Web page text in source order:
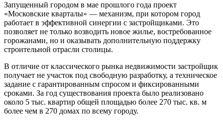
Запущенный городом в мае прошлого года проект
«Московские кварталы» — механизм, при котором город
работает в эффективной синергии с застройщиками. Это
позволяет не только возводить новое жилье, востребованное
горожанами, но и оказывать дополнительную поддержку
строительной отрасли столицы.
В отличие от классического рынка недвижимости застройщик
получает не участок под свободную разработку, а техническое
задание с гарантированным спросом и фиксированными
сроками. За год существования проекта было реализовано
около 5 тыс. квартир общей площадью более 270 тыс. кв. м
более чем в 270 домах по всему городу.